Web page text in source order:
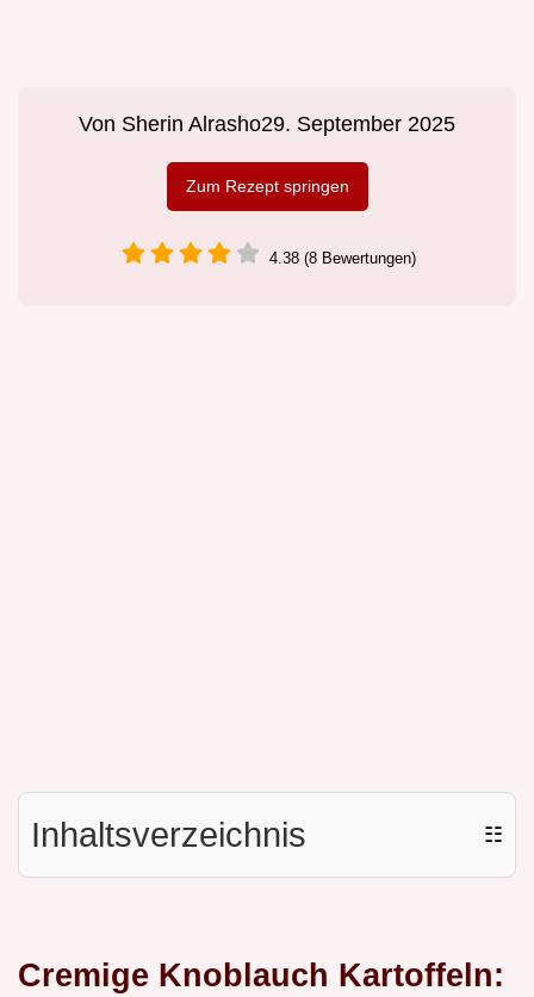
Von Sherin Alrasho29. September 2025
Zum Rezept springen
4.38 (8 Bewertungen)
Inhaltsverzeichnis ☷
Cremige Knoblauch Kartoffeln: